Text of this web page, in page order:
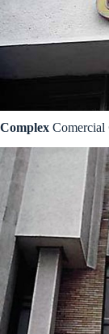
Complex Comercial